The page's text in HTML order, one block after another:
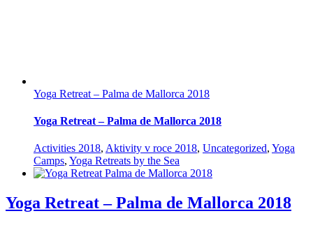
Yoga Retreat – Palma de Mallorca 2018
Yoga Retreat – Palma de Mallorca 2018
Activities 2018, Aktivity v roce 2018, Uncategorized, Yoga
Camps, Yoga Retreats by the Sea
Yoga Retreat – Palma de Mallorca 2018